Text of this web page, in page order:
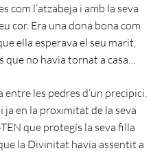
com l’atzabeja i amb la seva
cor. Era una dona bona com
ella esperava el seu marit,
no havia tornat a casa…
les pedres d’un precipici.
en la proximitat de la seva
que protegís la seva filla
la Divinitat havia assentit a